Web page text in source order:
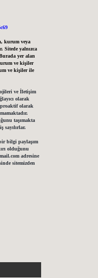
kurum veya
Sitede yalnızca
yer alan
ve kişiler
ve kişiler ile
ve İletişim
olarak
proaktif olarak
taşımakta
sayılırlar.
bilgi paylaşım
olduğunu
adresine
sitemizden